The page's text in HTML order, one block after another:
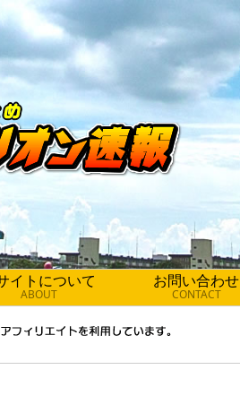
イトについて
ABOUT
お問い合わせ
CONTACT